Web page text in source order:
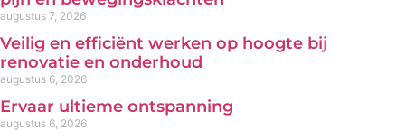
augustus 7, 2026
Veilig en efficiënt werken op hoogte bij
renovatie en onderhoud
augustus 6, 2026
Ervaar ultieme ontspanning
augustus 6, 2026